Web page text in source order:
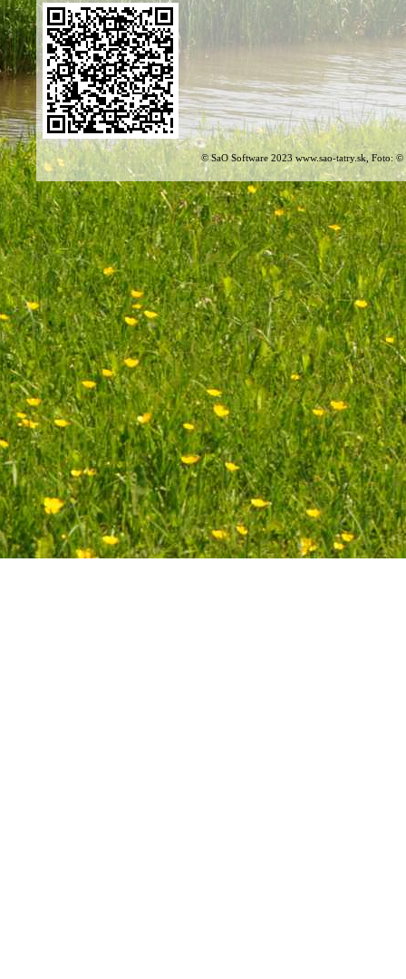
© SaO Software 2023 www.sao-tatry.sk, Foto: